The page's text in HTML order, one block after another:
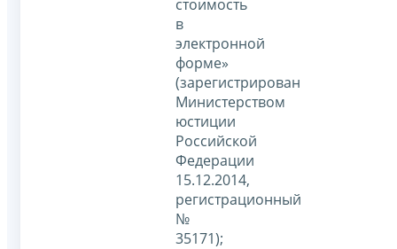
стоимость
в
электронной
форме»
(зарегистрирован
Министерством
юстиции
Российской
Федерации
15.12.2014,
регистрационный
№
35171);